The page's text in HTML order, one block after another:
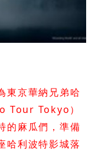
東京華納兄弟哈
Tour Tokyo）
的麻瓜們，準備
哈利波特影城落